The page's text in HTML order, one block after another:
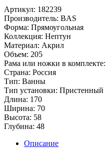
Артикул: 182239
Производитель: BAS
Форма: Прямоугольная
Коллекция: Нептун
Материал: Акрил
Объем: 205
Рама или ножки в комплекте:
Страна: Россия
Тип: Ванны
Тип установки: Пристенный
Длина: 170
Ширина: 70
Высота: 58
Глубина: 48
Описание